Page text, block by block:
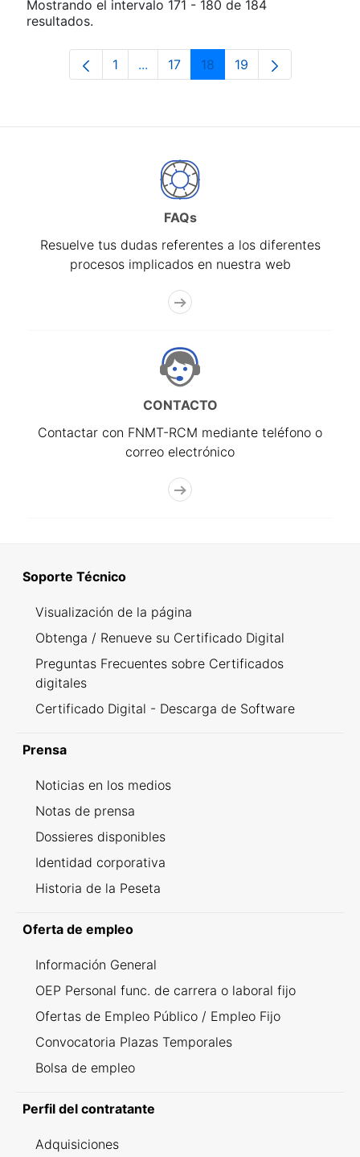
Mostrando el intervalo 171 - 180 de 184
resultados.
Página
1 ...Páginas intermedias Use TAB para
Página
17 Página
18 Página
19
FAQs
Resuelve tus dudas referentes a los diferentes
procesos implicados en nuestra web
CONTACTO
Contactar con FNMT-RCM mediante teléfono o
correo electrónico
Soporte Técnico
Visualización de la página
Obtenga / Renueve su Certificado Digital
Preguntas Frecuentes sobre Certificados
digitales
Certificado Digital - Descarga de Software
Prensa
Noticias en los medios
Notas de prensa
Dossieres disponibles
Identidad corporativa
Historia de la Peseta
Oferta de empleo
Información General
OEP Personal func. de carrera o laboral fijo
Ofertas de Empleo Público / Empleo Fijo
Convocatoria Plazas Temporales
Bolsa de empleo
Perfil del contratante
Adquisiciones